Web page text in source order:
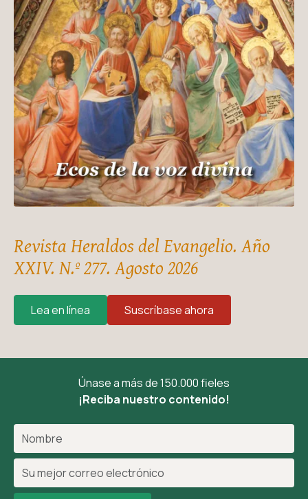
Revista Heraldos del Evangelio. Año
XXIV. N.º 277. Agosto 2026
Lea en línea Suscríbase ahora
Únase a más de 150.000 fieles
¡Reciba nuestro contenido!